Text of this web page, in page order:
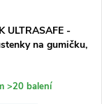
ULTRASAFE -
na gumičku,
>20 balení